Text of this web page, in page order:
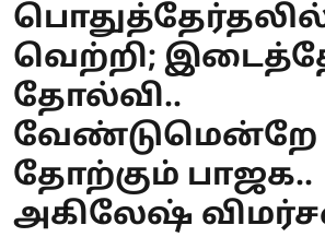
வெற்றி;
தோல்வி..
வேண்டுமென்றே
தோற்கும் பாஜக..
அகிலேஷ்